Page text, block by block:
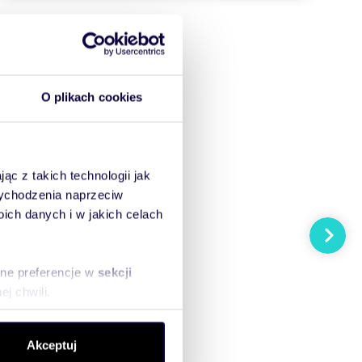
O plikach cookies
z takich technologii jak
naprzeciw
danych i w jakich celach
preferencje w sekcji
chwili.
społecznościowym,
Akceptuj